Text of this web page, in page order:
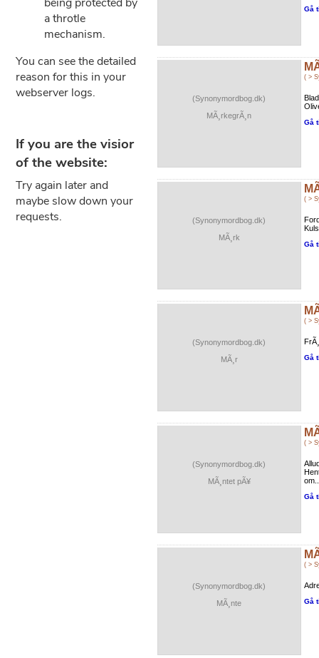
Gå
(Synonymordbog.dk)
MÃ¸rkegrÃ¸n
( >
Gå
(Synonymordbog.dk)
MÃ¸rk
( >
Gå
(Synonymordbog.dk)
MÃ¸r
( >
Gå
(Synonymordbog.dk)
MÃ¸ntet pÃ¥
( >
Gå
(Synonymordbog.dk)
MÃ¸nte
( >
Gå